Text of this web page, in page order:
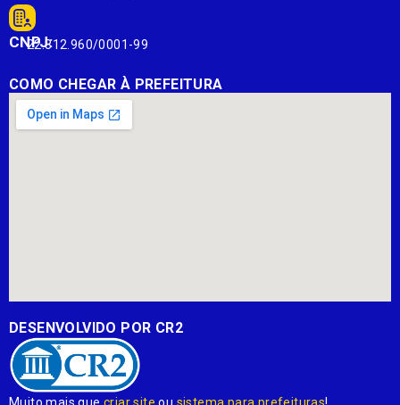
CNPJ:
22.812.960/0001-99
COMO CHEGAR À PREFEITURA
DESENVOLVIDO POR CR2